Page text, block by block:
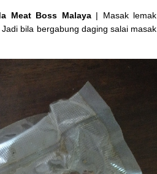
Meat Boss Malaya| Masak lemak
bila bergabung daging salai masak